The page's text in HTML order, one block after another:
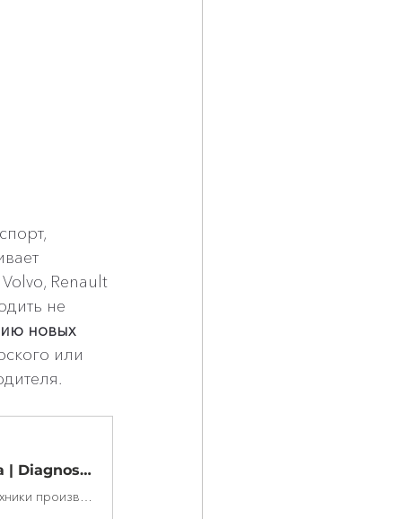
Renault
не
новых
или
Volvo Vocom 2 (88894000) |Автосканер купить | Москва | Diagnosticks.ru
Volvo VOCOM 2 (88894000) — новейший дилерский автосканер для техники производства концернов Volvo, Renault и Mack. Адаптер Volvo VOCOM 2 (88894000) пришел на замену автосканеру VOCOM (88890300) и полностью заменяет диагностические сканеры VOLVO предыдущих поколений, включая 88890300, 88890180 и 88890020.